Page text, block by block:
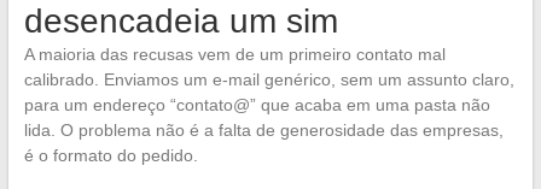
desencadeia um sim
A maioria das recusas vem de um primeiro contato mal
calibrado. Enviamos um e-mail genérico, sem um assunto claro,
para um endereço “contato@” que acaba em uma pasta não
lida. O problema não é a falta de generosidade das empresas,
é o formato do pedido.